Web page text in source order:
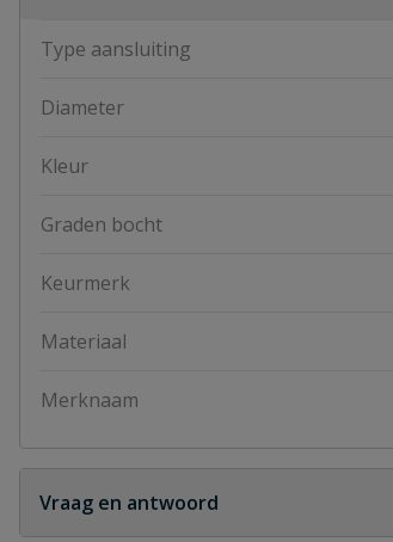
Type aansluiting
Diameter
Kleur
Graden bocht
Keurmerk
Materiaal
Merknaam
Vraag en antwoord